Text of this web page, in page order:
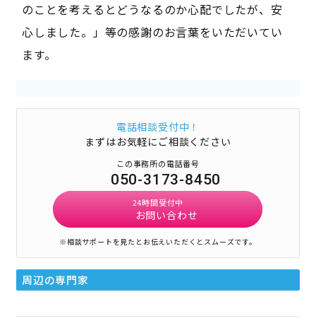
のことを考えるとどうなるのか心配でしたが、安
心しました。」等の感謝のお言葉をいただいてい
ます。
電話相談受付中！
まずはお気軽にご相談ください
この事務所の電話番号
050-3173-8450
24時間受付中
お問い合わせ
※相談サポートを見たとお伝えいただくとスムーズです。
周辺の専門家